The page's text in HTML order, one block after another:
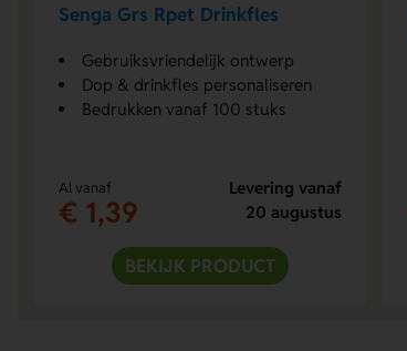
Senga Grs Rpet Drinkfles
Gebruiksvriendelijk ontwerp
Dop & drinkfles personaliseren
Bedrukken vanaf 100 stuks
Al vanaf
€ 1,39
Levering vanaf
20 augustus
BEKIJK PRODUCT